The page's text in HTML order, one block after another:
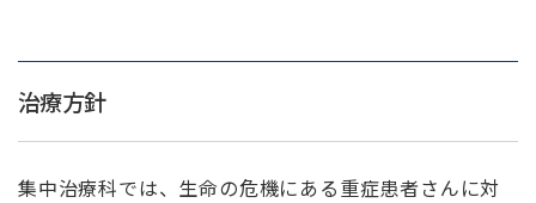
治療方針
集中治療科では、生命の危機にある重症患者さんに対